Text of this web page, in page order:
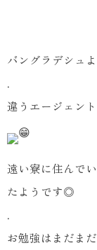
バングラデシュ
.
違うエージェン
遠い寮に住んで
たようです◎
.
お勉強はまだま